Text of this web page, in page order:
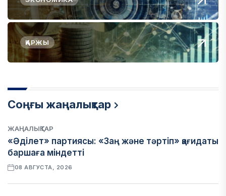
ҚАРЖЫ
Соңғы жаңалықтар
ЖАҢАЛЫҚТАР
«Әділет» партиясы: «Заң және тәртіп» қағидаты
баршаға міндетті
08 АВГУСТА, 2026